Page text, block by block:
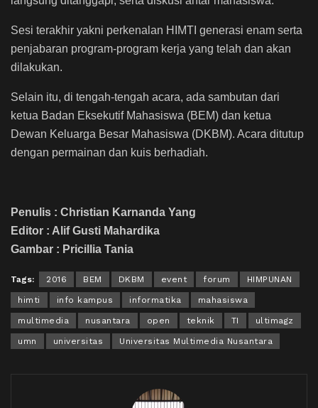
Sesi terakhir yakni perkenalan HIMTI generasi enam serta
penjabaran program-program kerja yang telah dan akan
dilakukan.
Selain itu, di tengah-tengah acara, ada sambutan dari
ketua Badan Eksekutif Mahasiswa (BEM) dan ketua
Dewan Keluarga Besar Mahasiswa (DKBM). Acara ditutup
dengan permainan dan kuis berhadiah.
Penulis : Christian Karnanda Yang
Editor : Alif Gusti Mahardika
Gambar : Pricillia Tania
Tags: 2016 BEM DKBM event forum HIMPUNAN
himti info kampus informatika mahasiswa
multimedia nusantara open teknik TI ultimagz
umn universitas Universitas Multimedia Nusantara